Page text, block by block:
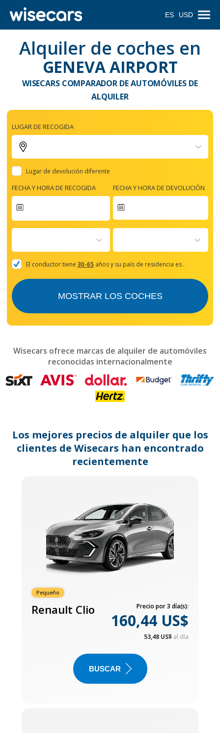
ES USD
Alquiler de coches en
GENEVA AIRPORT
WISECARS COMPARADOR DE AUTOMÓVILES DE
ALQUILER
LUGAR DE RECOGIDA
Lugar de devolución diferente
FECHA Y HORA DE RECOGIDA
forward
with
the
and
mark
get
the
dates.
FECHA Y HORA DE DEVOLUCIÓN
El conductor tiene 30-65 años y su país de residencia es .
MOSTRAR LOS COCHES
Wisecars ofrece marcas de alquiler de automóviles
reconocidas internacionalmente
Los mejores precios de alquiler que los
clientes de Wisecars han encontrado
recientemente
Pequeño
Renault Clio Precio por 3 día(s):
160,44 US$
53,48 US$ al día
BUSCAR